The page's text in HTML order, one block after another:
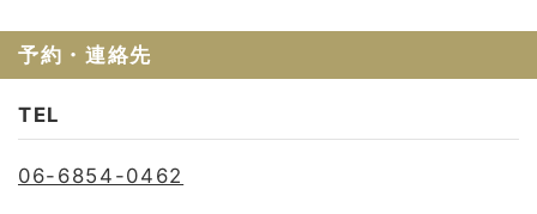
予約・連絡先
TEL
06-6854-0462